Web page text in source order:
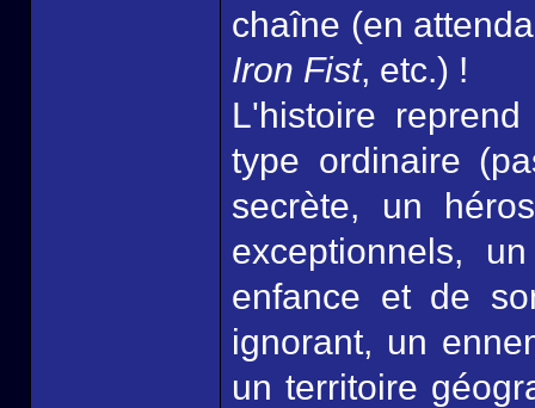
chaîne (en
Iron Fist, etc.) !
L'histoire
type ordinaire
secrète, un
exceptionnels,
enfance et de
ignorant, un
un territoire